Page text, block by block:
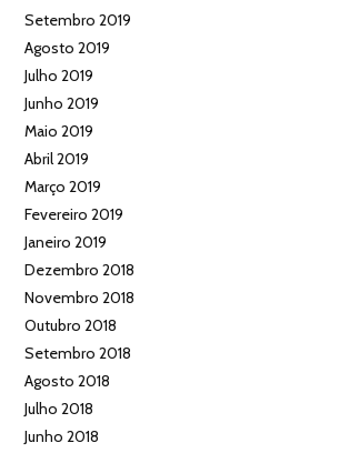
Setembro 2019
Agosto 2019
Julho 2019
Junho 2019
Maio 2019
Abril 2019
Março 2019
Fevereiro 2019
Janeiro 2019
Dezembro 2018
Novembro 2018
Outubro 2018
Setembro 2018
Agosto 2018
Julho 2018
Junho 2018